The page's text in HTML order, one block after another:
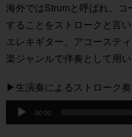
海外ではStrumと呼ばれ、
することをストロークと言い
エレキギター、アコーステ
楽ジャンルで伴奏として用
▶︎生演奏によるストローク
音
00:00